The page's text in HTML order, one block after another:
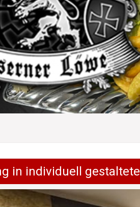
in individuell